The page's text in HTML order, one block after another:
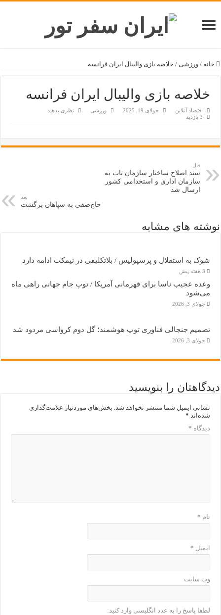
خانه / ورزشی / خلاصه بازی والیبال ایران فرانسه
خلاصه بازی والیبال ایران فرانسه
اقتصاد آنلاین جولای 19, 2025 ورزشی
نظری بدهید
3 بازدید
قبل
سند اصلاح ساختار سازمان تات به
سازمان اداری و استخدامی کشور
ارسال شد
بعد
حاج‌صفی به سپاهان برگشت
نوشته های مشابه
شوک به استقلال و پرسپولیس / بلاتکلیفی در نیمکت ادامه دارد
3 هفته پیش
وعده عجیب ناسا برای قهرمانی آمریکا / توپ جام جهانی راهی ماه
می‌شود
جولای 3, 2026
تصمیم جنجالی فناوری توپ هوشمند؛ گل دوم کرواسی مردود شد
جولای 3, 2026
دیدگاهتان را بنویسید
نشانی ایمیل شما منتشر نخواهد شد. بخش‌های موردنیاز علامت‌گذاری
شده‌اند *
دیدگاه *
نام *
ایمیل *
وب‌ سایت
لطفا پاسخ را به عدد انگلیسی وارد کنید: